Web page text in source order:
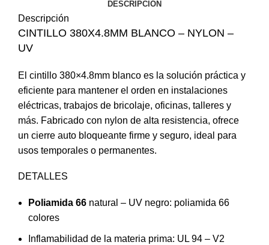
DESCRIPCIÓN
Descripción
CINTILLO 380X4.8MM BLANCO – NYLON –
UV
El cintillo 380×4.8mm blanco es la solución práctica y
eficiente para mantener el orden en instalaciones
eléctricas, trabajos de bricolaje, oficinas, talleres y
más. Fabricado con nylon de alta resistencia, ofrece
un cierre auto bloqueante firme y seguro, ideal para
usos temporales o permanentes.
DETALLES
Poliamida 66 natural – UV negro: poliamida 66
colores
Inflamabilidad de la materia prima: UL 94 – V2